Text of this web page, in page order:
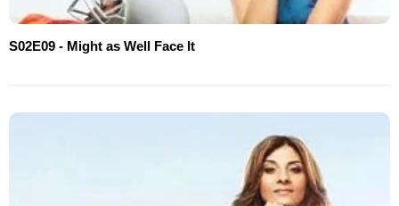
S02E09 - Might as Well Face It